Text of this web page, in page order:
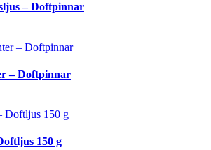
– Doftpinnar
– Doftpinnar
150 g